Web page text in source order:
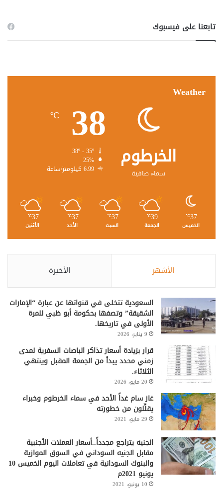
تابعنا على فيسبوك
Weather
الخرطوم
سماء صافية
38
℃
25%
6.99 كيلومتر/ساعة
37
℃
الخميس
39
℃
الجمعة
37
℃
السبت
37
℃
الأحد
37
℃
الأثنين
الأشهر الأخيرة
السعودية تتخلى في قنواتها عن عبارة “الإمارات
الشقيقة” وتصفها بحكومة أبو ظبي للمرة
الأولى في تاريخها.
9 يناير، 2026
قرار بزيادة أسعار تذاكر الباصات السفرية لمدى
زمني محدد يبدأ من الجمعة المقبل وينتهي
الثلاثاء.
20 مايو، 2026
غاز سام غداً الأحد في سماء الخرطوم وخبراء
يقلِّلون من خطورته
29 مايو، 2021
الجنيه يتراجع مجدداً..أسعار العملات الأجنبية
مقابل الجنيه السوداني في السوق الموازية
والبنوك السودانية في تعاملات اليوم الخميس 10
يونيو 2021م
10 يونيو، 2021